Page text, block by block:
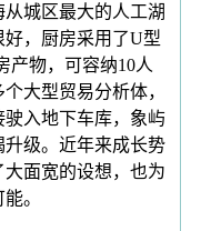
城区最大的人工湖
，厨房采用了U型
产物，可容纳10人
大型贸易分析体，
入地下车库，象屿
级。近年来成长势
面宽的设想，也为
。